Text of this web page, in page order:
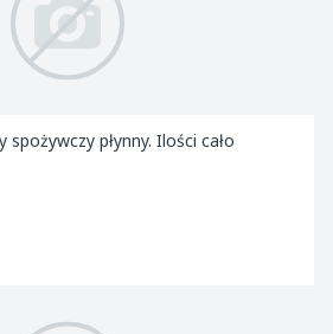
spożywczy płynny. Ilości cało